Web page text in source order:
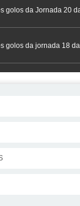
golos da Jornada 20
golos da jornada 18